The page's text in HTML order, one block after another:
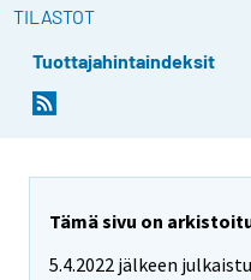
TILASTOT
Tuottajahintaindeksit
Tämä sivu on
5.4.2022 jälkeen